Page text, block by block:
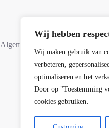
Wij hebben
Wij maken gebruik van
verbeteren,
optimaliseren en het
Door op "Toestemming
cookies gebruiken.
Algemene voorwaarden